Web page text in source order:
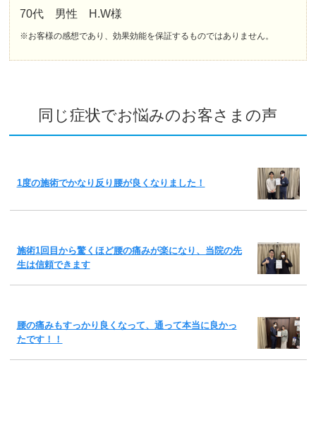
70代 男性 H.W様
※お客様の感想であり、効果効能を保証するものではありません。
同じ症状でお悩みのお客さまの声
1度の施術でかなり反り腰が良くなりました！
施術1回目から驚くほど腰の痛みが楽になり、当院の先
生は信頼できます
腰の痛みもすっかり良くなって、通って本当に良かっ
たです！！